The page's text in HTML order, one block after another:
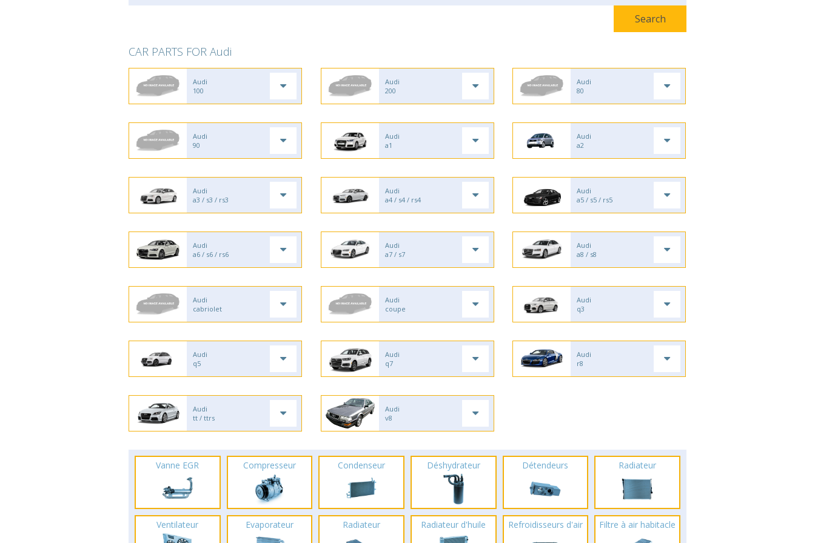
CAR PARTS FOR Audi
Audi
100
Audi
200
Audi
80
Audi
90
Audi
a1
Audi
a2
Audi
a3 / s3 / rs3
Audi
a4 / s4 / rs4
Audi
a5 / s5 / rs5
Audi
a6 / s6 / rs6
Audi
a7 / s7
Audi
a8 / s8
Audi
cabriolet
Audi
coupe
Audi
q3
Audi
q5
Audi
q7
Audi
r8
Audi
tt / ttrs
Audi
v8
Vanne EGR Compresseur Condenseur Déshydrateur Détendeurs Radiateur
Ventilateur Evaporateur Radiateur Radiateur d'huile Refroidisseurs d'air Filtre à air habitacle